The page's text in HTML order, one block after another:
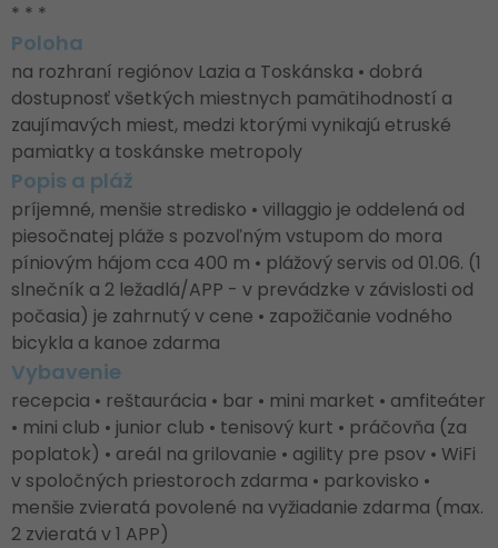
* * *
Poloha
na rozhraní regiónov Lazia a Toskánska • dobrá
dostupnosť všetkých miestnych pamätihodností a
zaujímavých miest, medzi ktorými vynikajú etruské
pamiatky a toskánske metropoly
Popis a pláž
príjemné, menšie stredisko • villaggio je oddelená od
piesočnatej pláže s pozvoľným vstupom do mora
píniovým hájom cca 400 m • plážový servis od 01.06. (1
slnečník a 2 ležadlá/APP - v prevádzke v závislosti od
počasia) je zahrnutý v cene • zapožičanie vodného
bicykla a kanoe zdarma
Vybavenie
recepcia • reštaurácia • bar • mini market • amfiteáter
• mini club • junior club • tenisový kurt • práčovňa (za
poplatok) • areál na grilovanie • agility pre psov • WiFi
v spoločných priestoroch zdarma • parkovisko •
menšie zvieratá povolené na vyžiadanie zdarma (max.
2 zvieratá v 1 APP)